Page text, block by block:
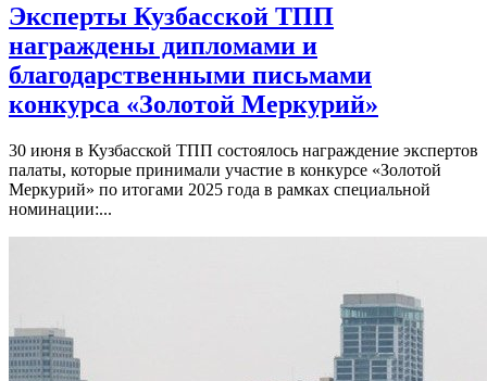
Эксперты Кузбасской ТПП
награждены дипломами и
благодарственными письмами
конкурса «Золотой Меркурий»
30 июня в Кузбасской ТПП состоялось награждение экспертов
палаты, которые принимали участие в конкурсе «Золотой
Меркурий» по итогами 2025 года в рамках специальной
номинации:...